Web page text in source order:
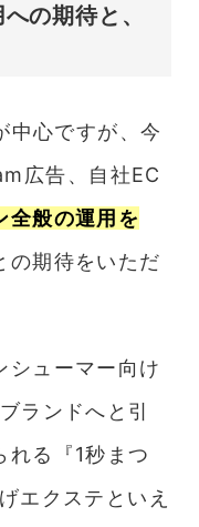
の期待と、
心ですが、今
広告、自社EC
全般の運用を
の期待をいただ
シューマー向け
ランドへと引
れる『1秒まつ
エクステといえ